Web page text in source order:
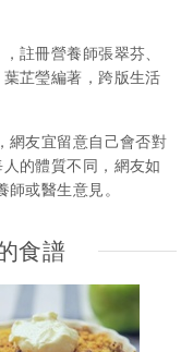
註冊營養師張翠芬、
葉芷瑩編著，跨版生活
網友宜留意自己會否對
的體質不同，網友如
或醫生意見。
食譜